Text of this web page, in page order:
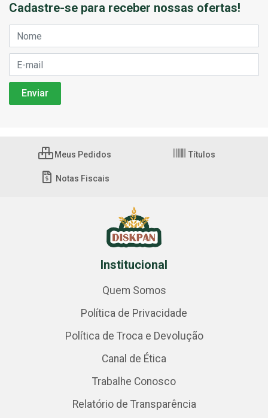
Cadastre-se para receber nossas ofertas!
Meus Pedidos Títulos
Notas Fiscais
Institucional
Quem Somos
Política de Privacidade
Política de Troca e Devolução
Canal de Ética
Trabalhe Conosco
Relatório de Transparência